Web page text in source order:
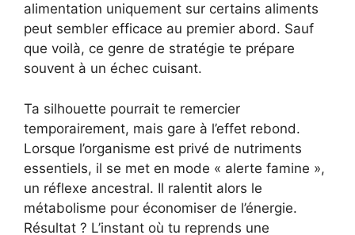
alimentation uniquement sur certains aliments
peut sembler efficace au premier abord. Sauf
que voilà, ce genre de stratégie te prépare
souvent à un échec cuisant.
Ta silhouette pourrait te remercier
temporairement, mais gare à l’effet rebond.
Lorsque l’organisme est privé de nutriments
essentiels, il se met en mode « alerte famine »,
un réflexe ancestral. Il ralentit alors le
métabolisme pour économiser de l’énergie.
Résultat ? L’instant où tu reprends une